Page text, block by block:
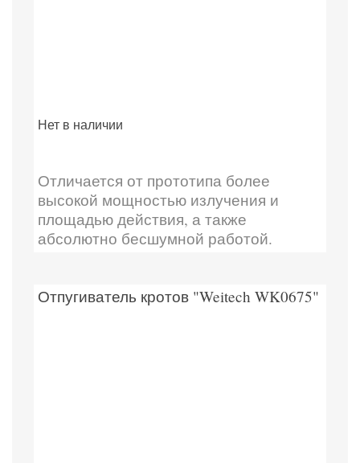
Нет в наличии
Отличается от прототипа более
высокой мощностью излучения и
площадью действия, а также
абсолютно бесшумной работой.
Отпугиватель кротов "Weitech WK0675"